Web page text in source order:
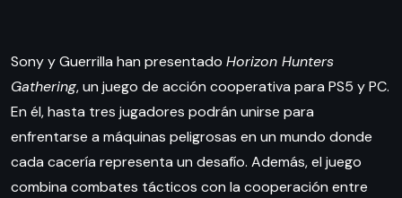
Sony y Guerrilla han presentado Horizon Hunters
Gathering, un juego de acción cooperativa para PS5 y PC.
En él, hasta tres jugadores podrán unirse para
enfrentarse a máquinas peligrosas en un mundo donde
cada cacería representa un desafío. Además, el juego
combina combates tácticos con la cooperación entre